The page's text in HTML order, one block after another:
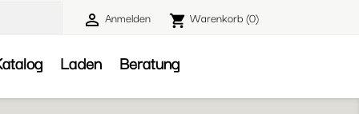
 Anmelden shopping_cart Warenkorb(0)
Laden Beratung